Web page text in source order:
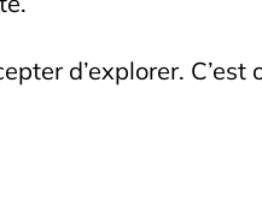
d’explorer.